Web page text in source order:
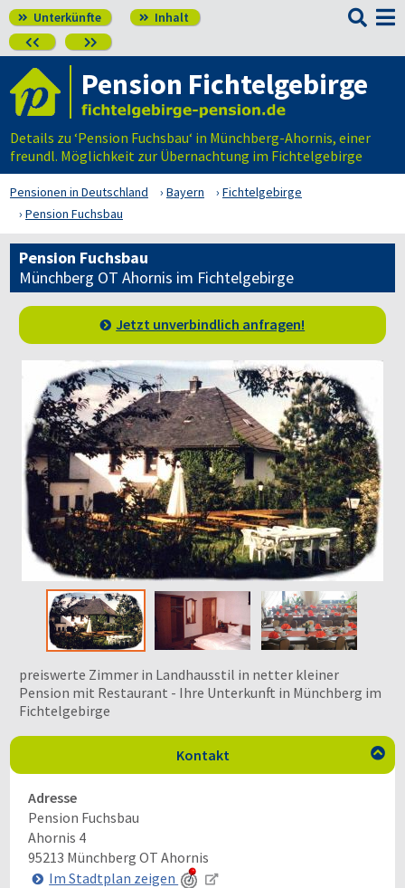
 Unterkünfte  Inhalt
 

Pension Fichtelgebirge
Details zu ‘Pension Fuchsbau‘ in Münchberg-Ahornis, einer
freundl. Möglichkeit zur Übernachtung im Fichtelgebirge
Pensionen in Deutschland Bayern
Fichtelgebirge
Pension Fuchsbau
Pension Fuchsbau
Münchberg OT Ahornis im Fichtelgebirge
Jetzt unverbindlich anfragen!
preiswerte Zimmer in Landhausstil in netter kleiner
Pension mit Restaurant - Ihre Unterkunft in Münchberg im
Fichtelgebirge
Kontakt 
Adresse
Pension Fuchsbau
Ahornis 4
95213 Münchberg OT Ahornis
Im Stadtplan zeigen